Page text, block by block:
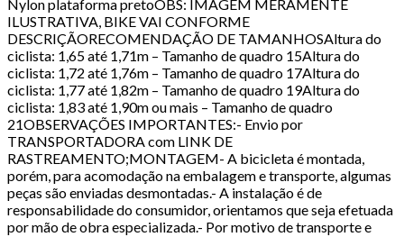
Nylon plataforma pretoOBS: IMAGEM MERAMENTE
ILUSTRATIVA, BIKE VAI CONFORME
DESCRIÇÃORECOMENDAÇÃO DE TAMANHOSAltura do
ciclista: 1,65 até 1,71m – Tamanho de quadro 15Altura do
ciclista: 1,72 até 1,76m – Tamanho de quadro 17Altura do
ciclista: 1,77 até 1,82m – Tamanho de quadro 19Altura do
ciclista: 1,83 até 1,90m ou mais – Tamanho de quadro
21OBSERVAÇÕES IMPORTANTES:- Envio por
TRANSPORTADORA com LINK DE
RASTREAMENTO;MONTAGEM- A bicicleta é montada,
porém, para acomodação na embalagem e transporte, algumas
peças são enviadas desmontadas.- A instalação é de
responsabilidade do consumidor, orientamos que seja efetuada
por mão de obra especializada.- Por motivo de transporte e